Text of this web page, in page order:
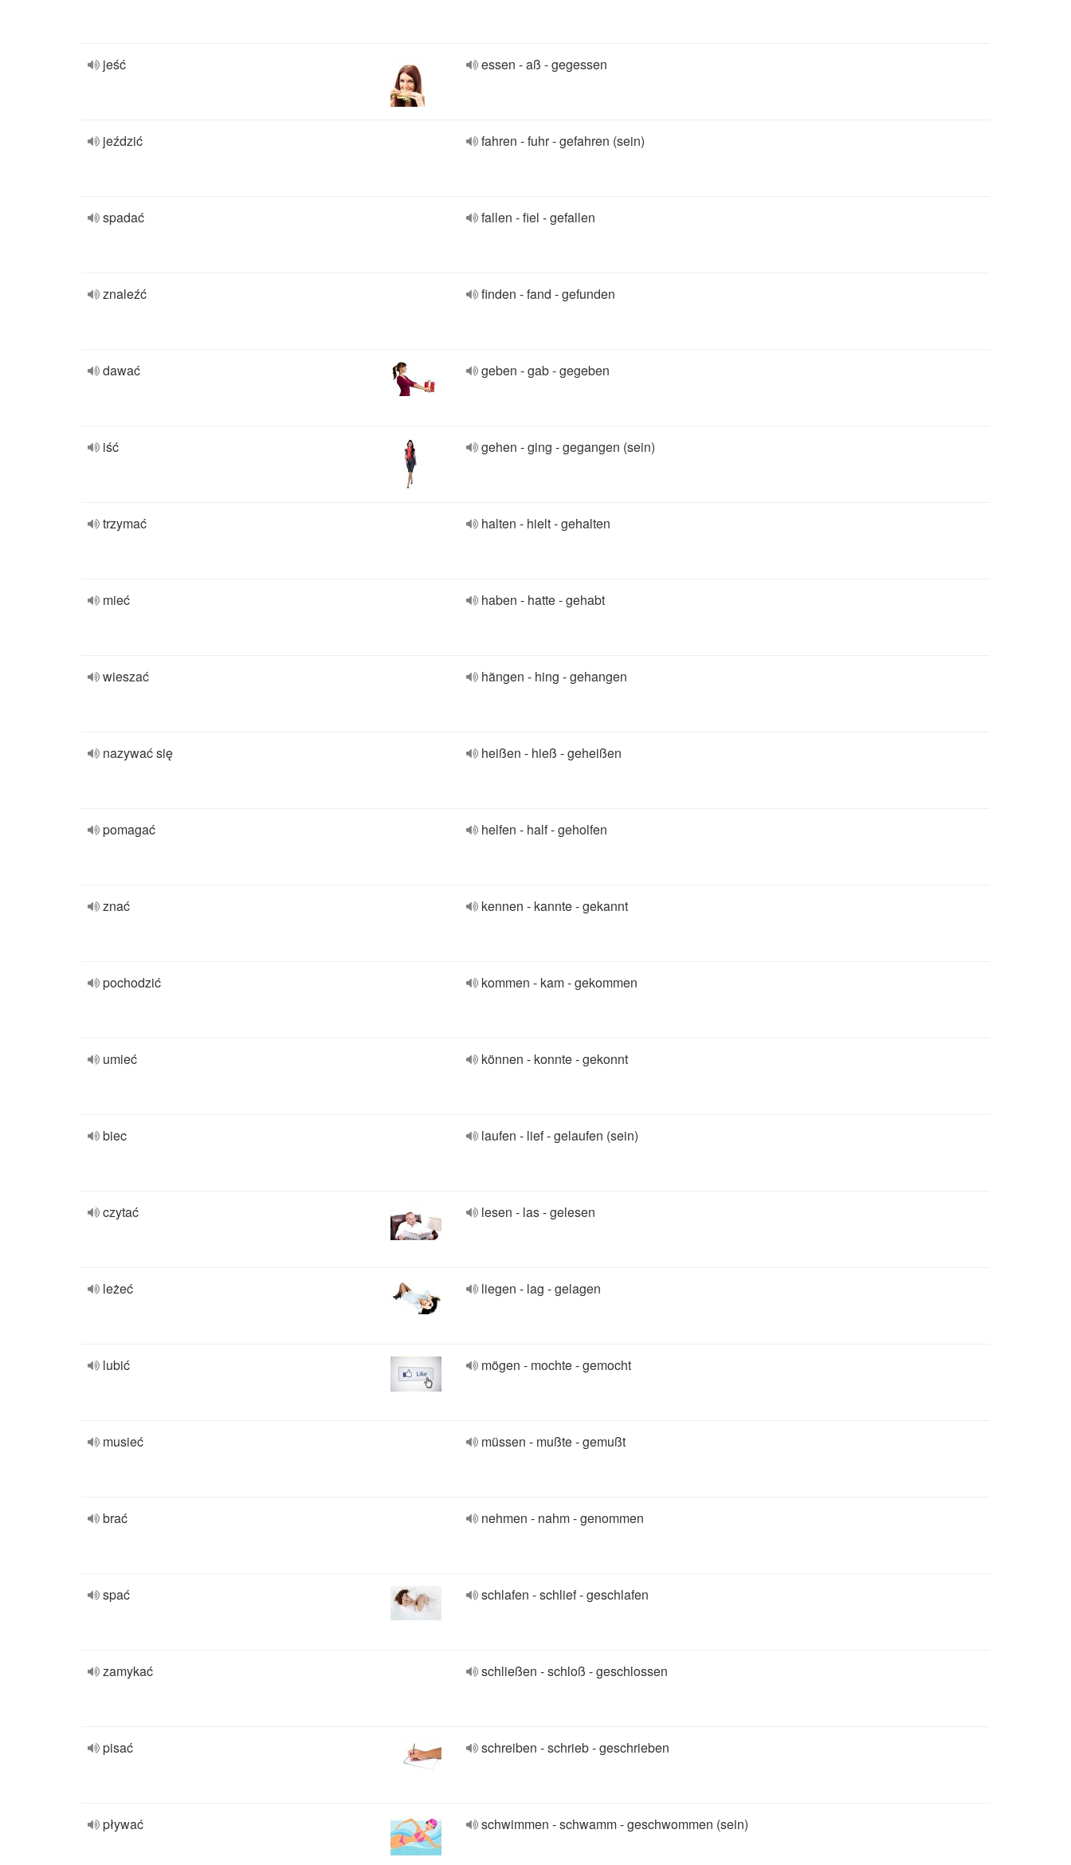
jeść essen - aß - gegessen
jeździć fahren - fuhr - gefahren (sein)
spadać fallen - fiel - gefallen
znaleźć finden - fand - gefunden
dawać geben - gab - gegeben
iść gehen - ging - gegangen (sein)
trzymać halten - hielt - gehalten
mieć haben - hatte - gehabt
wieszać hängen - hing - gehangen
nazywać się heißen - hieß - geheißen
pomagać helfen - half - geholfen
znać kennen - kannte - gekannt
pochodzić kommen - kam - gekommen
umieć können - konnte - gekonnt
biec laufen - lief - gelaufen (sein)
czytać lesen - las - gelesen
leżeć liegen - lag - gelagen
lubić mögen - mochte - gemocht
musieć müssen - mußte - gemußt
brać nehmen - nahm - genommen
spać schlafen - schlief - geschlafen
zamykać schließen - schloß - geschlossen
pisać schreiben - schrieb - geschrieben
pływać schwimmen - schwamm - geschwommen (sein)